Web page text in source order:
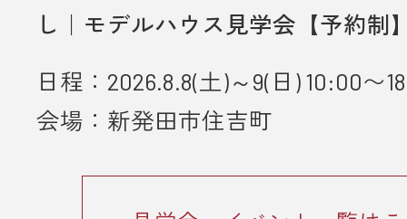
し｜モデルハウス見学会【予約制
日程：2026.8.8(土)～9(日) 10:00〜
会場：新発田市住吉町